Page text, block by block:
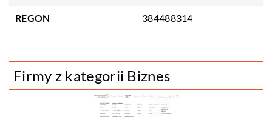
REGON 384488314
Firmy z kategorii Biznes